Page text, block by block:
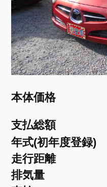
本体価格
支払総額
年式(初年度登録)
走行距離
排気量